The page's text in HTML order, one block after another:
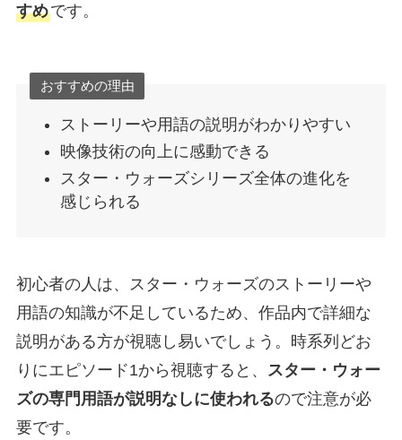
すめです。
おすすめの理由
ストーリーや用語の説明がわかりやすい
映像技術の向上に感動できる
スター・ウォーズシリーズ全体の進化を
感じられる
初心者の人は、スター・ウォーズのストーリーや
用語の知識が不足しているため、作品内で詳細な
説明がある方が視聴し易いでしょう。時系列どお
りにエピソード1から視聴すると、 スター・ウォー
ズの専門用語が説明なしに使われるので注意が必
要です。